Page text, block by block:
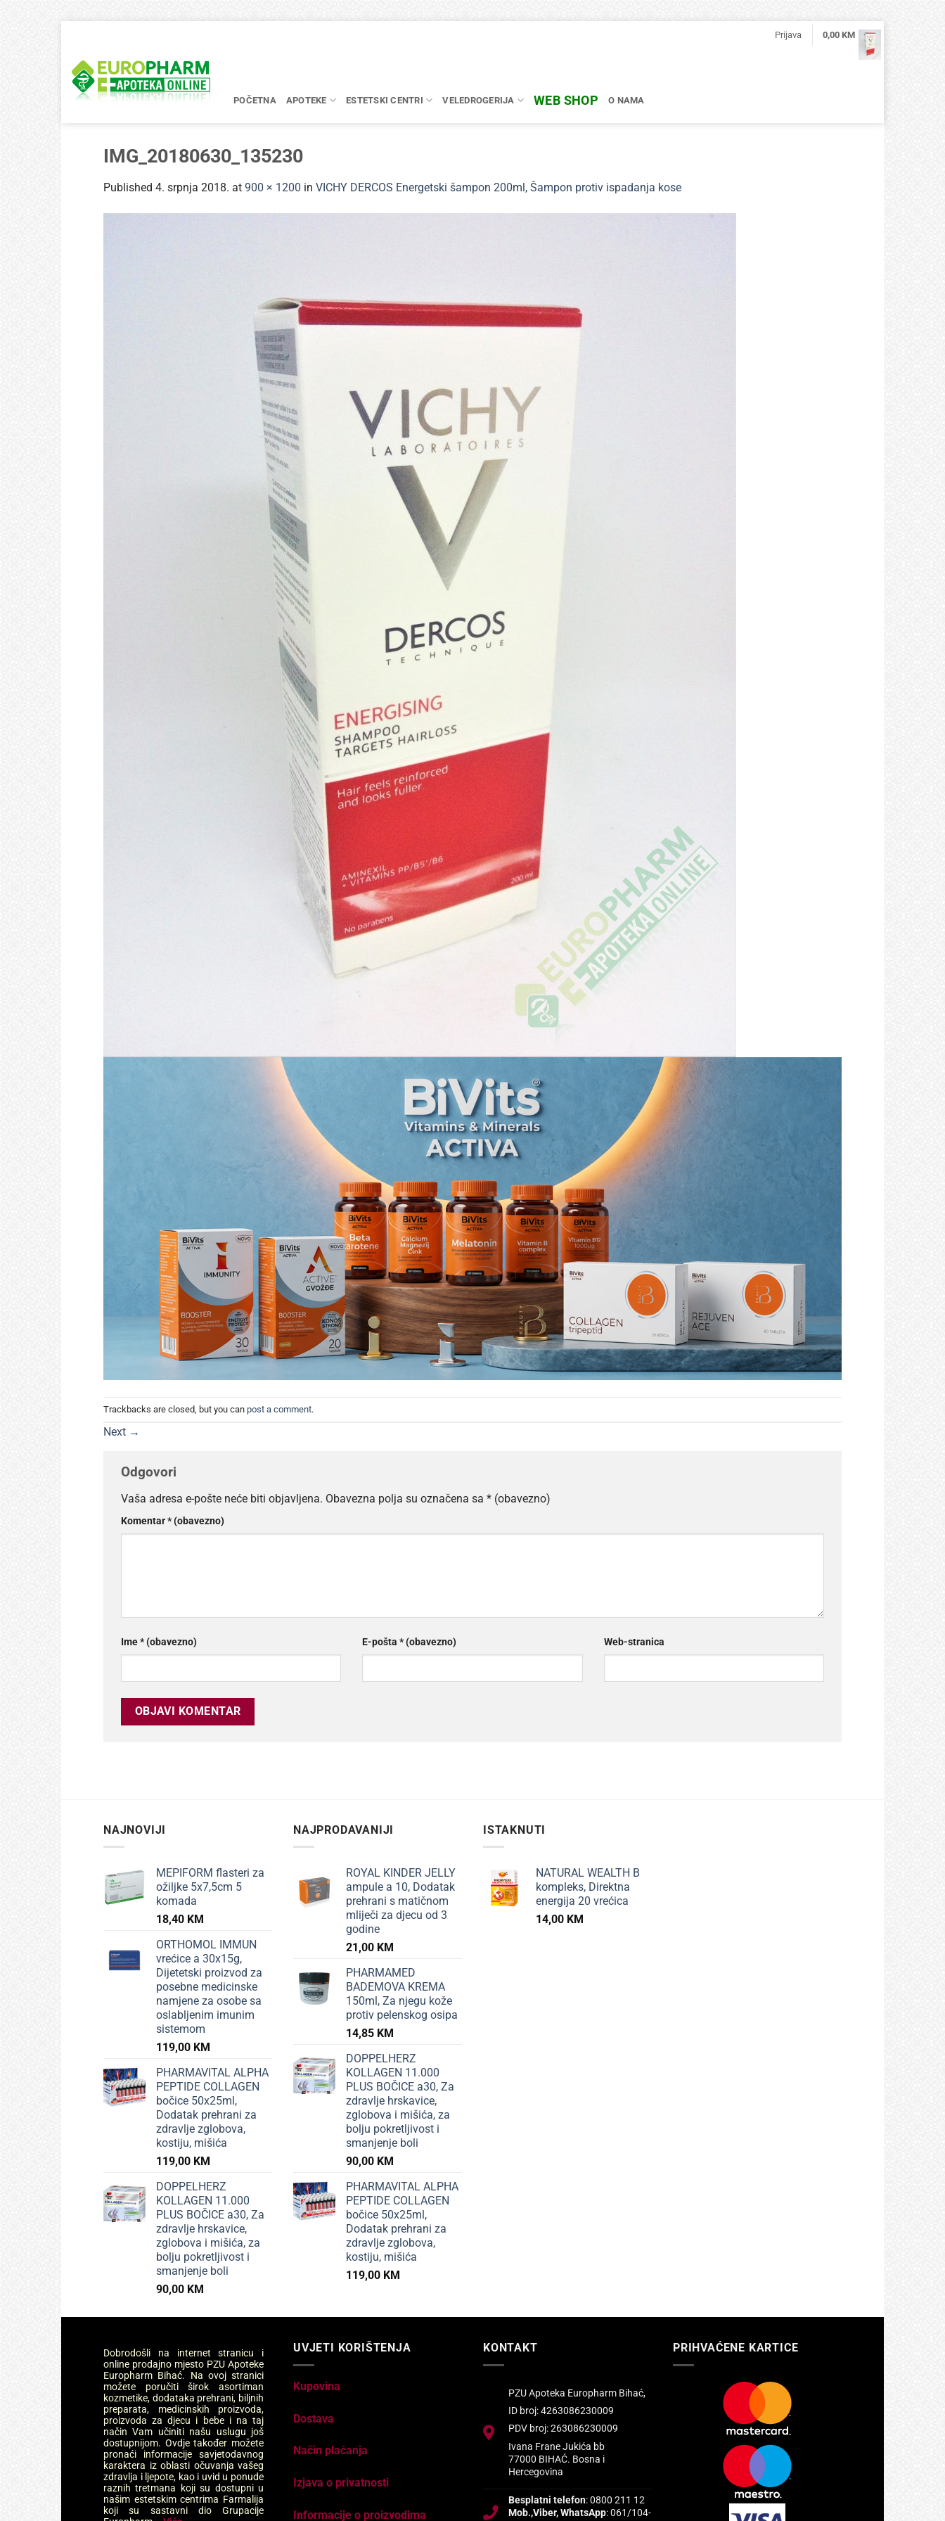
content
Prijava 0,00 KM
POČETNA APOTEKE ESTETSKI CENTRI VELEDROGERIJA WEB SHOP O NAMA
IMG_20180630_135230
Published 4. srpnja 2018. at 900 × 1200 in VICHY DERCOS Energetski šampon 200ml, Šampon protiv ispadanja kose
Trackbacks are closed, but you can post a comment.
Next →
Odgovori
Vaša adresa e-pošte neće biti objavljena. Obavezna polja su označena sa * (obavezno)
Komentar* (obavezno)
Ime* (obavezno) E-pošta* (obavezno) Web-stranica
NAJNOVIJI
MEPIFORM flasteri za
ožiljke 5x7,5cm 5
komada
18,40 KM
ORTHOMOL IMMUN
vrećice a 30x15g,
Dijetetski proizvod za
posebne medicinske
namjene za osobe sa
oslabljenim imunim
sistemom
119,00 KM
PHARMAVITAL ALPHA
PEPTIDE COLLAGEN
bočice 50x25ml,
Dodatak prehrani za
zdravlje zglobova,
kostiju, mišića
119,00 KM
DOPPELHERZ
KOLLAGEN 11.000
PLUS BOČICE a30, Za
zdravlje hrskavice,
zglobova i mišića, za
bolju pokretljivost i
smanjenje boli
90,00 KM
NAJPRODAVANIJI
ROYAL KINDER JELLY
ampule a 10, Dodatak
prehrani s matičnom
mliječi za djecu od 3
godine
21,00 KM
PHARMAMED
BADEMOVA KREMA
150ml, Za njegu kože
protiv pelenskog osipa
14,85 KM
DOPPELHERZ
KOLLAGEN 11.000
PLUS BOČICE a30, Za
zdravlje hrskavice,
zglobova i mišića, za
bolju pokretljivost i
smanjenje boli
90,00 KM
PHARMAVITAL ALPHA
PEPTIDE COLLAGEN
bočice 50x25ml,
Dodatak prehrani za
zdravlje zglobova,
kostiju, mišića
119,00 KM
ISTAKNUTI
NATURAL WEALTH B
kompleks, Direktna
energija 20 vrećica
14,00 KM
Dobrodošli na internet stranicu i
online prodajno mjesto PZU Apoteke
Europharm Bihać. Na ovoj stranici
možete poručiti širok asortiman
kozmetike, dodataka prehrani, biljnih
preparata, medicinskih proizvoda,
proizvoda za djecu i bebe i na taj
način Vam učiniti našu uslugu još
dostupnijom. Ovdje također možete
pronaći informacije savjetodavnog
karaktera iz oblasti očuvanja vašeg
zdravlja i ljepote, kao i uvid u ponude
raznih tretmana koji su dostupni u
našim estetskim centrima Farmalija
koji su sastavni dio Grupacije
UVJETI KORIŠTENJA
Kupovina
Dostava
Način plaćanja
Izjava o privatnosti
Informacije o proizvodima
KONTAKT
PZU Apoteka Europharm Bihać,
ID broj: 4263086230009
PDV broj: 263086230009
Ivana Frane Jukića bb
77000 BIHAĆ. Bosna i
Hercegovina
Besplatni telefon: 0800 211 12
Mob.,Viber, WhatsApp: 061/104-
PRIHVAĆENE KARTICE